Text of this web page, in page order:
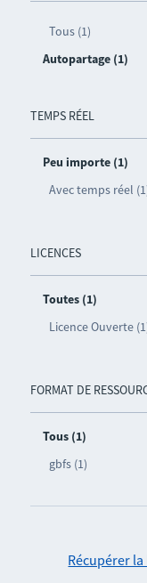
Tous (1)
Autopartage (1)
TEMPS RÉEL
Peu importe (1)
Avec temps réel
LICENCES
Toutes (1)
Licence Ouverte
FORMAT DE
Tous (1)
gbfs (1)
Récupérer